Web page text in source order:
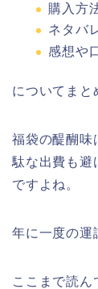
購入方
ネタバ
感想や
についてまと
福袋の醍醐味
駄な出費も避
ですよね。
年に一度の運
ここまで読ん